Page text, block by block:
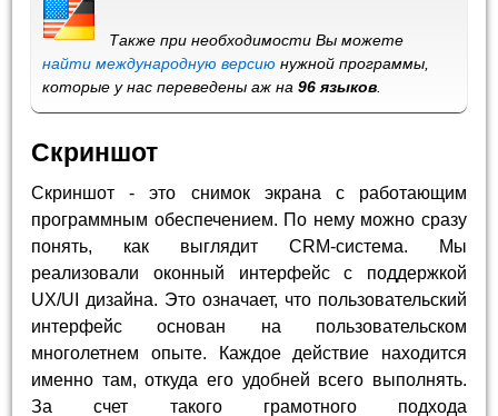
Также при необходимости Вы можете
найти международную версию нужной программы,
которые у нас переведены аж на96 языков
Скриншот
Скриншот - это снимок экрана с работающим
программным обеспечением. По нему можно сразу
понять, как выглядит CRM-система. Мы
реализовали оконный интерфейс с поддержкой
UX/UI дизайна. Это означает, что пользовательский
интерфейс основан на пользовательском
многолетнем опыте. Каждое действие находится
именно там, откуда его удобней всего выполнять.
За счет такого грамотного подхода